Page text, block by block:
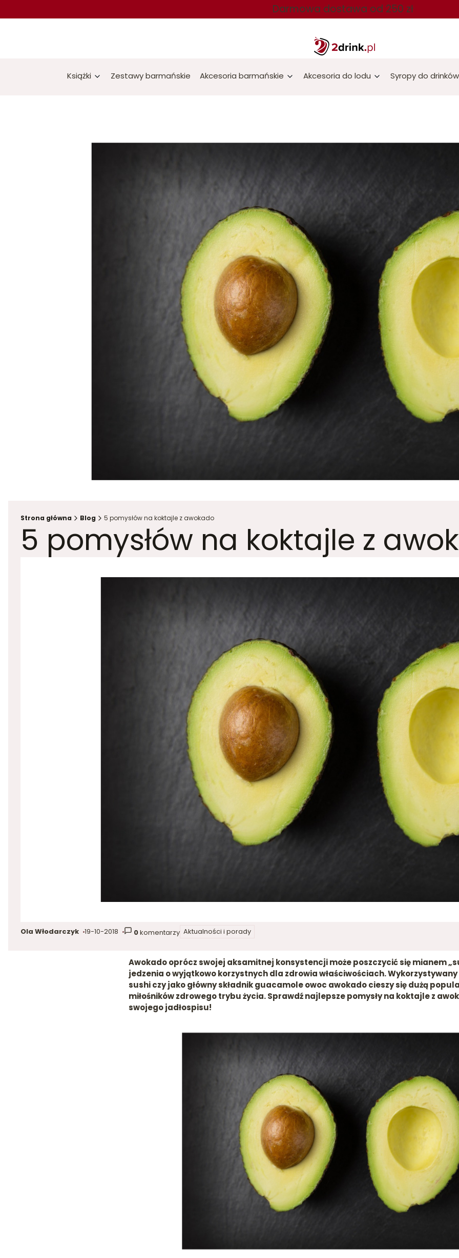
Darmowa dostawa od 250 zł
Książki Zestawy barmańskie Akcesoria barmańskie Akcesoria do lodu Syropy do drinków
Strona główna Blog 5 pomysłów na koktajle z awokado
5 pomysłów na koktajle z
autor:
Ola Włodarczyk dodano:
19-10-2018 0komentarzyw kategorii
Aktualności i porady
Awokado oprócz swojej aksamitnej konsystencji może poszczycić się mianem
jedzenia o wyjątkowo korzystnych dla zdrowia właściwościach.
sushi czy jako główny składnik guacamole owoc awokado cieszy się dużą
miłośników zdrowego trybu życia. Sprawdź najlepsze pomysły na koktajle z
swojego jadłospisu!